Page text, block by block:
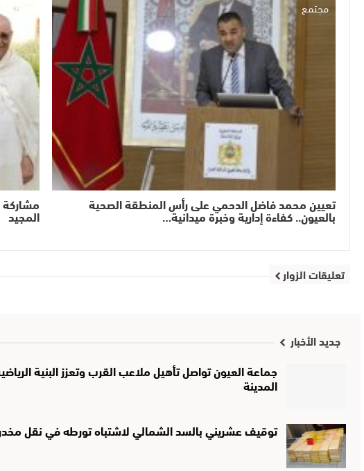
مجتمع
تعيين محمد فاضل الدحمي على رأس المنطقة الصحية
بالعيون.. كفاءة إدارية وخبرة ميدانية…
اشطاري
مشاركة
المجيد
تعليقات الزوار
جديد الأخبار
جماعة العيون تواصل تأهيل ملاعب القرب وتعزز البنية
المدينة
توقيف عشريني بالسد الشمالي لاشتباه تورطه في نقل مخدر